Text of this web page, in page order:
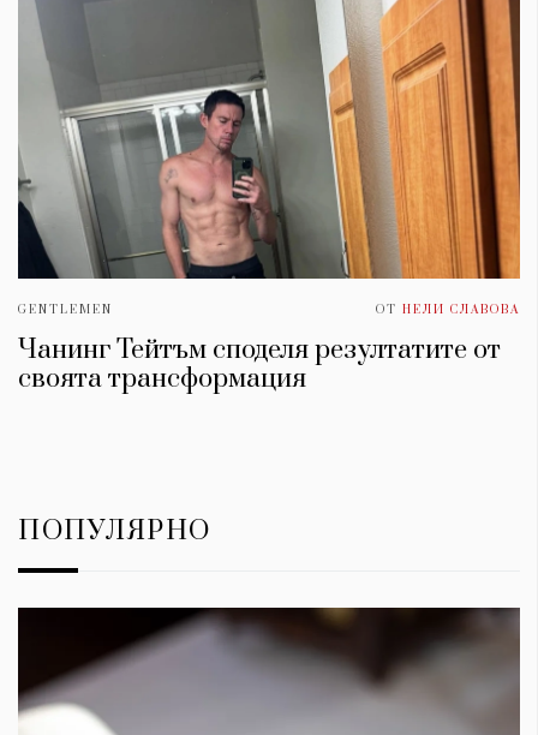
GENTLEMEN ОТ НЕЛИ СЛАВОВА
Чанинг Тейтъм споделя резултатите от
своята трансформация
ПОПУЛЯРНО